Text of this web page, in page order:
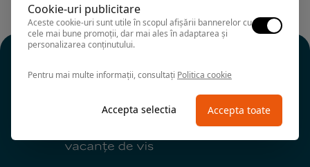
Cookie-uri publicitare
Aceste cookie-uri sunt utile în scopul afișării bannerelor cu
cele mai bune promoții, dar mai ales în adaptarea și
personalizarea conținutului.
Pentru mai multe informații, consultați Politica cookie
Accepta selectia Accepta toate